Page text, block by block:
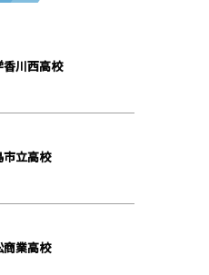
香川西高校
市立高校
商業高校